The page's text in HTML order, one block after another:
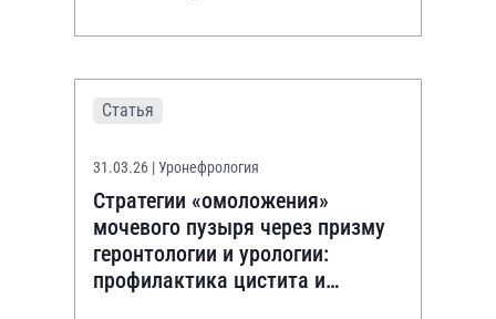
Статья
31.03.26 | Уронефрология
Стратегии «омоложения»
мочевого пузыря через призму
геронтологии и урологии:
профилактика цистита и